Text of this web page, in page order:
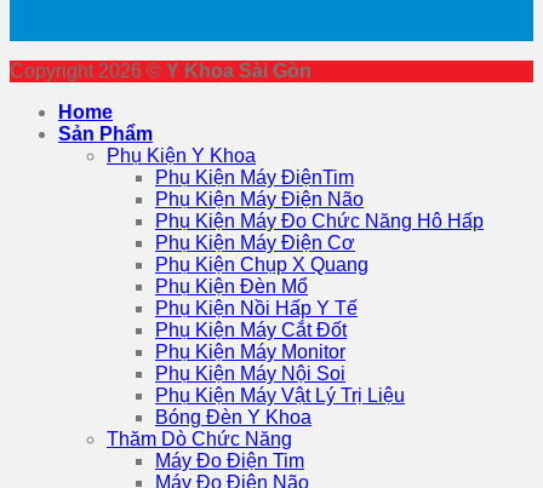
Copyright 2026 © Y Khoa Sài Gòn
Home
Sản Phẩm
Phụ Kiện Y Khoa
Phụ Kiện Máy ĐiệnTim
Phụ Kiện Máy Điện Não
Phụ Kiện Máy Đo Chức Năng Hô Hấp
Phụ Kiện Máy Điện Cơ
Phụ Kiện Chụp X Quang
Phụ Kiện Đèn Mổ
Phụ Kiện Nồi Hấp Y Tế
Phụ Kiện Máy Cắt Đốt
Phụ Kiện Máy Monitor
Phụ Kiện Máy Nội Soi
Phụ Kiện Máy Vật Lý Trị Liệu
Bóng Đèn Y Khoa
Thăm Dò Chức Năng
Máy Đo Điện Tim
Máy Đo Điện Não